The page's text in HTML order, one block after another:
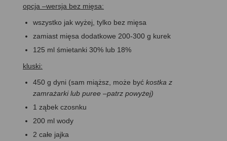
opcja –wersja bez mięsa:
wszystko jak wyżej, tylko bez mięsa
zamiast mięsa dodatkowe 200-300 g kurek
125 ml śmietanki 30% lub 18%
kluski:
450 g dyni (sam miąższ, może być kostka z
zamrażarki lub puree –patrz powyżej)
1 ząbek czosnku
200 ml wody
2 całe jajka